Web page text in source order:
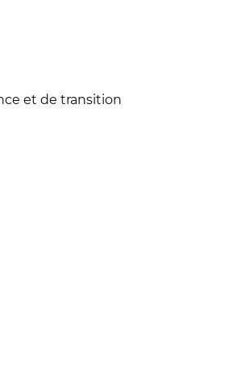
et de transition